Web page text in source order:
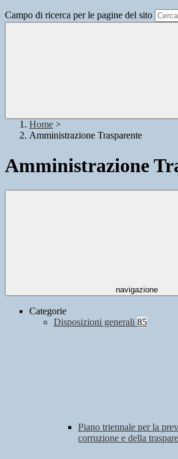
Campo di ricerca per le pagine del sito
Home >
Amministrazione Trasparente
Amministrazione
navigazione
Categorie
Disposizioni generali 85
Piano triennale per la
corruzione e della